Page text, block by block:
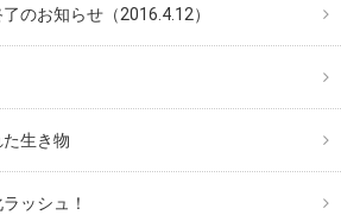
のお知らせ（2016.4.12）
生き物
ッシュ！